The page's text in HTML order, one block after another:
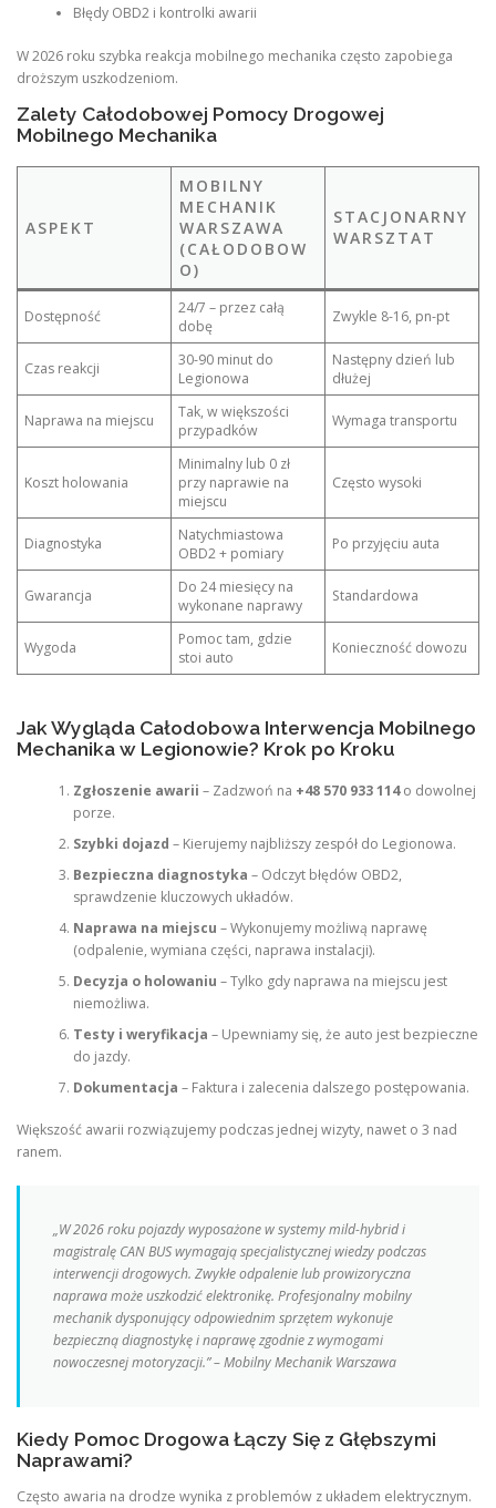
Błędy OBD2 i kontrolki awarii
W 2026 roku szybka reakcja mobilnego mechanika często zapobiega
droższym uszkodzeniom.
Zalety Całodobowej Pomocy Drogowej
Mobilnego Mechanika
ASPEKT
MOBILNY
MECHANIK
WARSZAWA
(CAŁODOBOW
O)
STACJONARNY
WARSZTAT
Dostępność
24/7 – przez całą
dobę
Zwykle 8-16, pn-pt
Czas reakcji
30-90 minut do
Legionowa
Następny dzień lub
dłużej
Naprawa na miejscu
Tak, w większości
przypadków
Wymaga transportu
Koszt holowania
Minimalny lub 0 zł
przy naprawie na
miejscu
Często wysoki
Diagnostyka
Natychmiastowa
OBD2 + pomiary
Po przyjęciu auta
Gwarancja
Do 24 miesięcy na
wykonane naprawy
Standardowa
Wygoda
Pomoc tam, gdzie
stoi auto
Konieczność dowozu
Jak Wygląda Całodobowa Interwencja Mobilnego
Mechanika w Legionowie? Krok po Kroku
Zgłoszenie awarii – Zadzwoń na +48 570 933 114o dowolnej
porze.
Szybki dojazd – Kierujemy najbliższy zespół do Legionowa.
Bezpieczna diagnostyka – Odczyt błędów OBD2,
sprawdzenie kluczowych układów.
Naprawa na miejscu – Wykonujemy możliwą naprawę
(odpalenie, wymiana części, naprawa instalacji).
Decyzja o holowaniu – Tylko gdy naprawa na miejscu jest
niemożliwa.
Testy i weryfikacja – Upewniamy się, że auto jest bezpieczne
do jazdy.
Dokumentacja – Faktura i zalecenia dalszego postępowania.
Większość awarii rozwiązujemy podczas jednej wizyty, nawet o 3 nad
ranem.
„W 2026 roku pojazdy wyposażone w systemy mild-hybrid i
magistralę CAN BUS wymagają specjalistycznej wiedzy podczas
interwencji drogowych. Zwykłe odpalenie lub prowizoryczna
naprawa może uszkodzić elektronikę. Profesjonalny mobilny
mechanik dysponujący odpowiednim sprzętem wykonuje
bezpieczną diagnostykę i naprawę zgodnie z wymogami
nowoczesnej motoryzacji.” – Mobilny Mechanik Warszawa
Kiedy Pomoc Drogowa Łączy Się z Głębszymi
Naprawami?
Często awaria na drodze wynika z problemów z układem elektrycznym.